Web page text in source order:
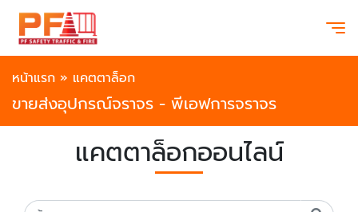
หน้าแรก » แคตตาล็อก
ขายส่งอุปกรณ์จราจร - พีเอฟการจราจร
แคตตาล็อกออนไลน์